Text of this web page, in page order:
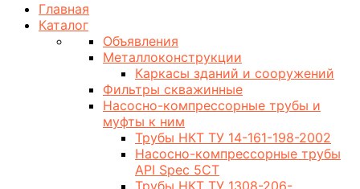
Главная
Каталог
Объявления
Металлоконструкции
Каркасы зданий и сооружений
Фильтры скважинные
Насосно-компрессорные трубы и
муфты к ним
Трубы НКТ ТУ 14-161-198-2002
Насосно-компрессорные трубы
API Spec 5CT